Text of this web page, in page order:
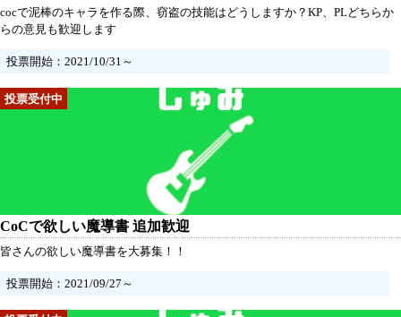
cocで泥棒のキャラを作る際、窃盗の技能はどうしますか？KP、PLどちらか
らの意見も歓迎します
投票開始：2021/10/31～
CoCで欲しい魔導書 追加歓迎
皆さんの欲しい魔導書を大募集！！
投票開始：2021/09/27～